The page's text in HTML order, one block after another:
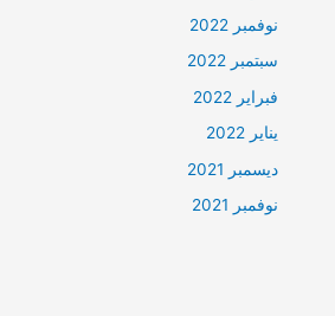
نوفمبر 2022
سبتمبر 2022
فبراير 2022
يناير 2022
ديسمبر 2021
نوفمبر 2021